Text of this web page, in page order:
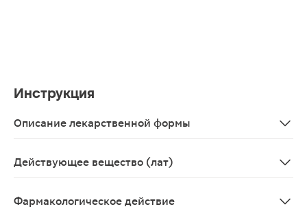
Инструкция
Описание лекарственной формы
Действующее вещество (лат)
Фармакологическое действие